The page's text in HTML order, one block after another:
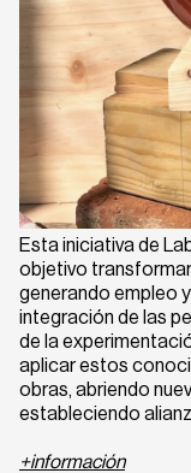
Esta iniciativa de
objetivo
generando empleo
integración de las
de la
aplicar estos
obras, abriendo
estableciendo
+información